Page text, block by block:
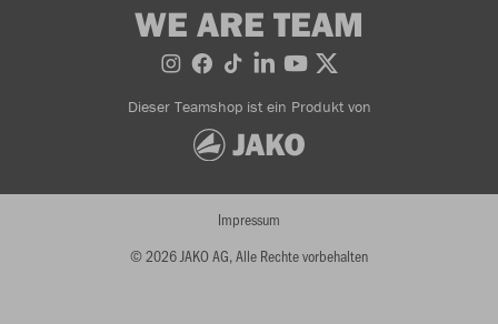
WE ARE TEAM
Dieser Teamshop ist ein Produkt von
© 2026 JAKO AG, Alle Rechte vorbehalten
Impressum